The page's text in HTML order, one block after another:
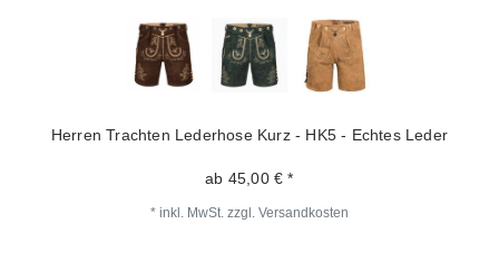
Herren Trachten Lederhose Kurz - HK5 - Echtes Leder
ab 45,00 € *
* inkl. MwSt. zzgl. Versandkosten